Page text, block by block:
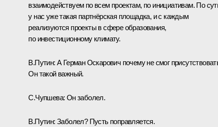
взаимодействуем по всем проектам, по инициативам. По
у нас уже такая партнёрская площадка, и с каждым
реализуются проекты в сфере образования,
по инвестиционному климату.
В.Путин: А Герман Оскарович почему не смог
Он такой важный.
С.Чупшева: Он заболел.
В.Путин: Заболел? Пусть поправляется.